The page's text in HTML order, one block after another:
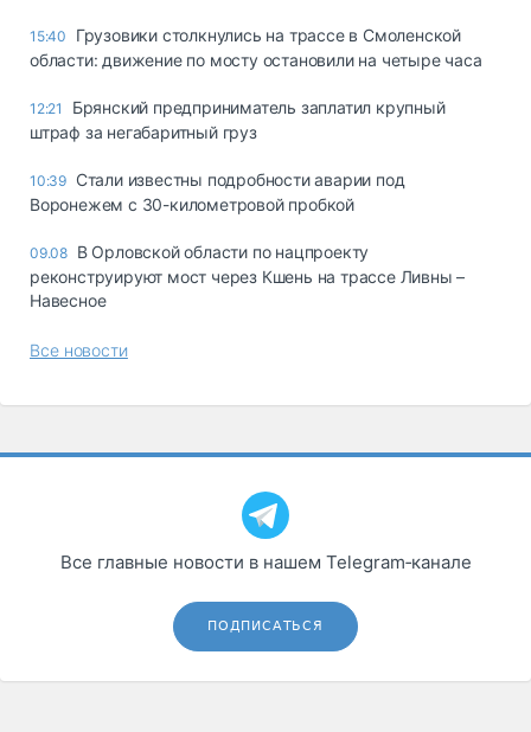
15:40
Грузовики столкнулись на трассе в Смоленской
области: движение по мосту остановили на четыре часа
12:21
Брянский предприниматель заплатил крупный
штраф за негабаритный груз
10:39 Стали известны подробности аварии под
Воронежем с 30-километровой пробкой
09.08 В Орловской области по нацпроекту
реконструируют мост через Кшень на трассе Ливны –
Навесное
Все новости
Все главные новости в нашем Telegram‑канале
ПОДПИСАТЬСЯ